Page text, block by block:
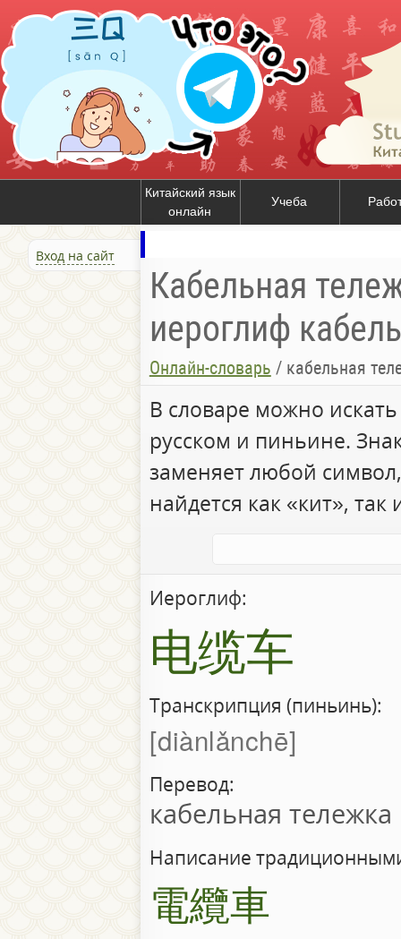
Китайский язык
онлайн
Учеба
Вход на сайт
Кабельная
иероглиф
Онлайн-словарь / кабельная
В словаре можно
русском и пиньине.
заменяет любой
найдется как «кит», так
Иероглиф:
电缆车
Транскрипция (пиньинь):
diànlǎnchē
Перевод:
кабельная тележка
Написание
電纜車